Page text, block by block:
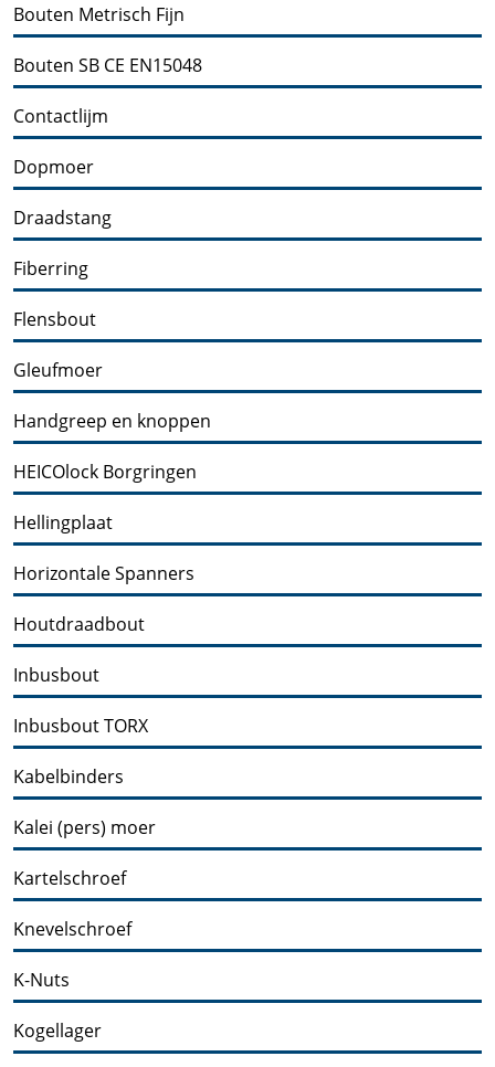
Bouten Metrisch Fijn
Bouten SB CE EN15048
Contactlijm
Dopmoer
Draadstang
Fiberring
Flensbout
Gleufmoer
Handgreep en knoppen
HEICOlock Borgringen
Hellingplaat
Horizontale Spanners
Houtdraadbout
Inbusbout
Inbusbout TORX
Kabelbinders
Kalei (pers) moer
Kartelschroef
Knevelschroef
K-Nuts
Kogellager